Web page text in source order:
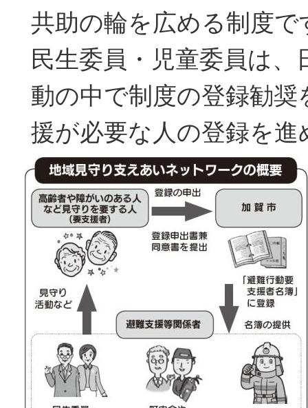
共助の輪を広める制度で
民生委員・児童委員は、
動の中で制度の登録勧奨
援が必要な人の登録を進